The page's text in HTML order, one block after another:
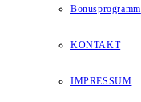
Bonusprogramm
KONTAKT
IMPRESSUM